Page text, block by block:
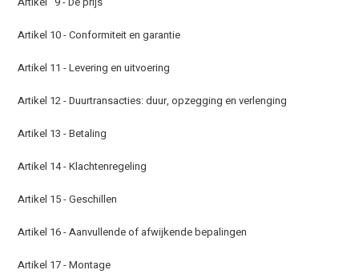
Artikel 10 - Conformiteit en garantie
Artikel 11 - Levering en uitvoering
Artikel 12 - Duurtransacties: duur, opzegging en verlenging
Artikel 13 - Betaling
Artikel 14 - Klachtenregeling
Artikel 15 - Geschillen
Artikel 16 - Aanvullende of afwijkende bepalingen
Artikel 17 - Montage